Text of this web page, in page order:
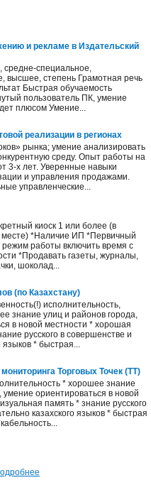
и рекламе в Издательский
средне-специальное,
высшее, степень Грамотная речь
Быстрая обучаемость
пользователь ПК, умение
плюсом Умение...
реализации в регионах
рынка; умение анализировать
среду. Опыт работы на
3-х лет. Уверенные навыки
и управления продажами.
управленческие...
киоск 1 или более (в
*Наличие ИП *Первичный
режим работы включить время с
*Продавать газеты, журналы,
шоколад...
(по Казахстану)
исполнительность,
знание улиц и районов города,
в новой местности * хорошая
русского в совершенстве и
языков * быстрая...
Торговых Точек (ТТ)
* хорошее знание
умение ориентироваться в новой
память * знание русского
казахского языков * быстрая